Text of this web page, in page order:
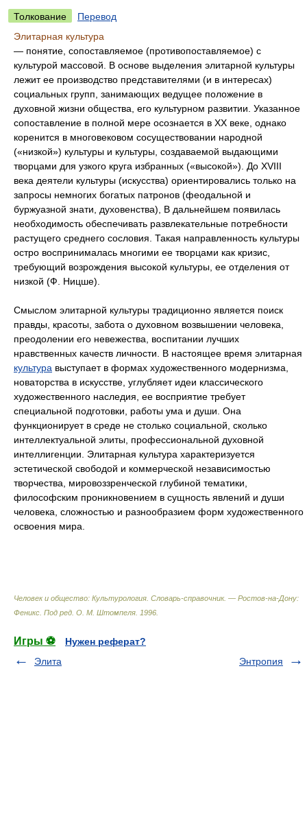
Толкование
Перевод
Элитарная культура
— понятие, сопоставляемое (противопоставляемое) с
культурой массовой. В основе выделения элитарной культуры
лежит ее производство представителями (и в интересах)
социальных групп, занимающих ведущее положение в
духовной жизни общества, его культурном развитии. Указанное
сопоставление в полной мере осознается в XX веке, однако
коренится в многовековом сосуществовании народной
(«низкой») культуры и культуры, создаваемой выдающими
творцами для узкого круга избранных («высокой»). До XVIII
века деятели культуры (искусства) ориентировались только на
запросы немногих богатых патронов (феодальной и
буржуазной знати, духовенства), В дальнейшем появилась
необходимость обеспечивать развлекательные потребности
растущего среднего сословия. Такая направленность культуры
остро воспринималась многими ее творцами как кризис,
требующий возрождения высокой культуры, ее отделения от
низкой (Ф. Ницше).
Смыслом элитарной культуры традиционно является поиск
правды, красоты, забота о духовном возвышении человека,
преодолении его невежества, воспитании лучших
нравственных качеств личности. В настоящее время элитарная
культура выступает в формах художественного модернизма,
новаторства в искусстве, углубляет идеи классического
художественного наследия, ее восприятие требует
специальной подготовки, работы ума и души. Она
функционирует в среде не столько социальной, сколько
интеллектуальной элиты, профессиональной духовной
интеллигенции. Элитарная культура характеризуется
эстетической свободой и коммерческой независимостью
творчества, мировоззренческой глубиной тематики,
философским проникновением в сущность явлений и души
человека, сложностью и разнообразием форм художественного
освоения мира.
Человек и общество: Культурология. Словарь-справочник. — Ростов-на-Дону:
Феникс Под ред. О. М. Штомпеля 1996
Игры ⚽
Нужен реферат?
Элита
Энтропия